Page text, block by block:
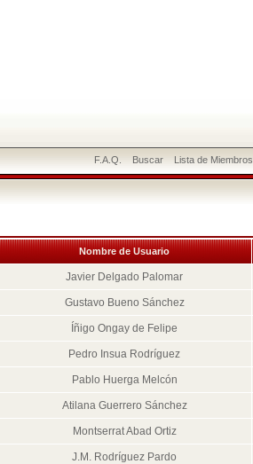
F.A.Q. Buscar Lista de Miembros
Nombre de Usuario
Javier Delgado Palomar
Gustavo Bueno Sánchez
Íñigo Ongay de Felipe
Pedro Insua Rodríguez
Pablo Huerga Melcón
Atilana Guerrero Sánchez
Montserrat Abad Ortiz
J.M. Rodríguez Pardo